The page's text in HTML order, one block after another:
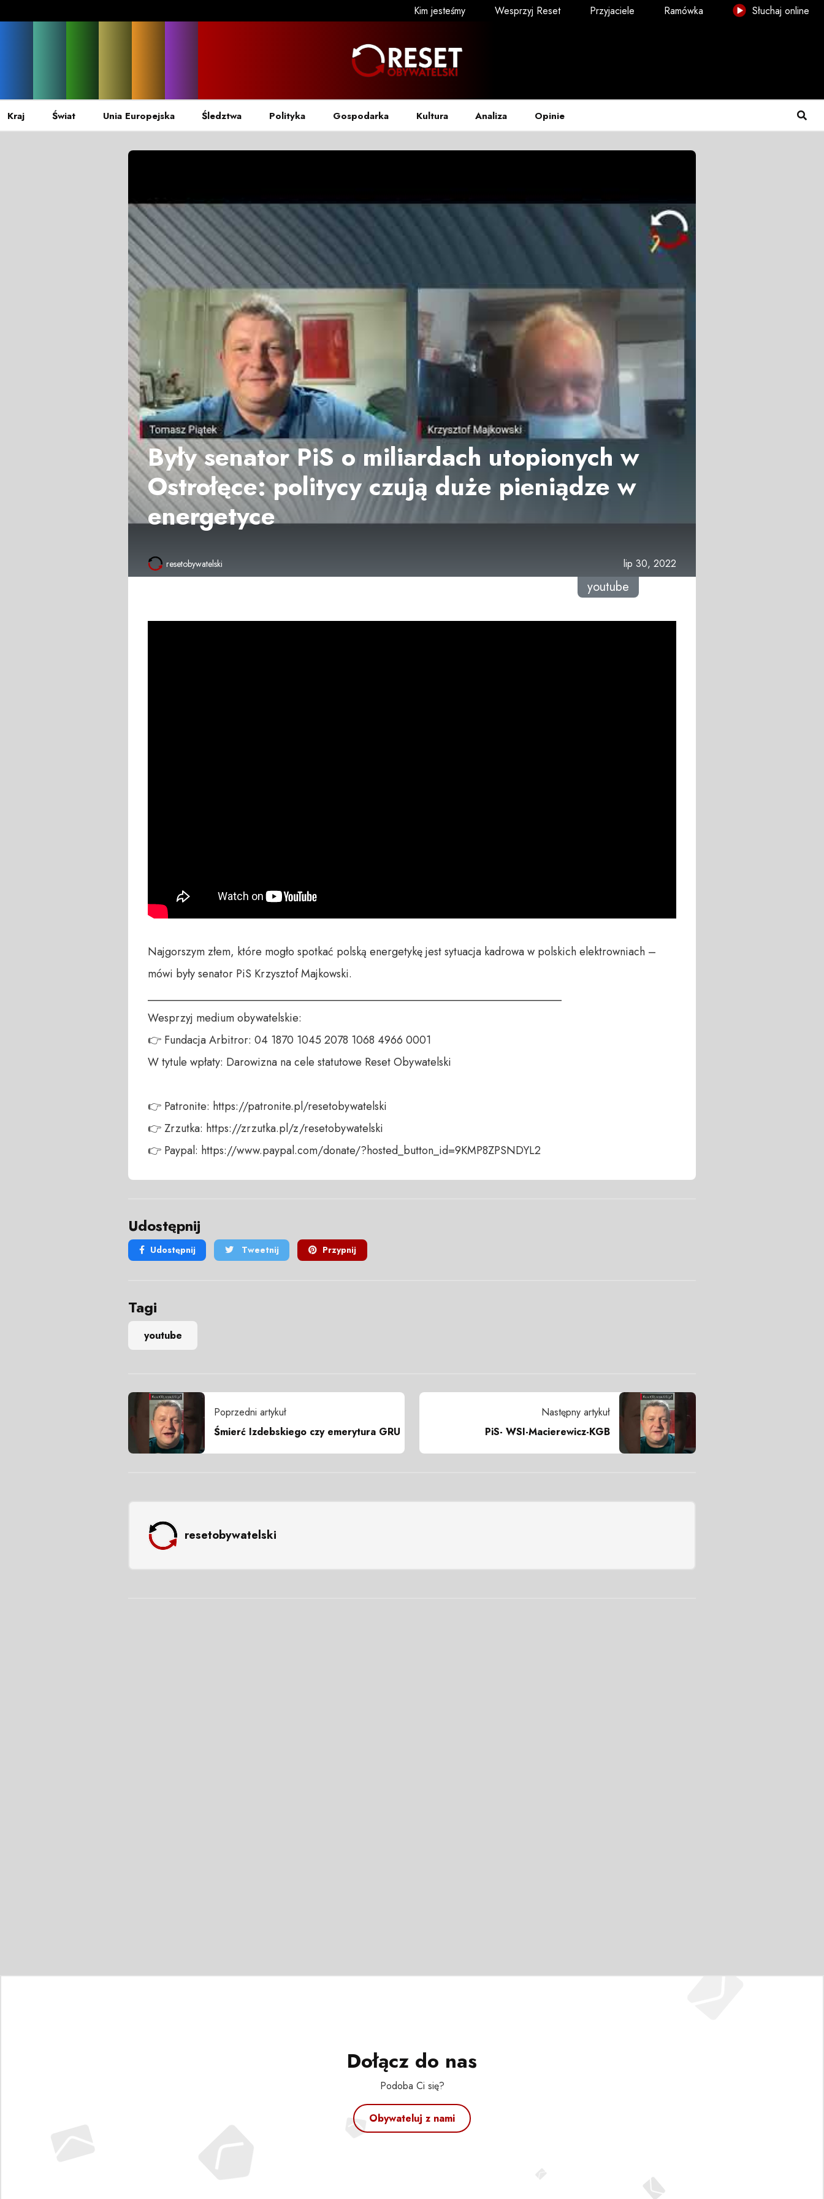
Kim jesteśmy Wesprzyj Reset Przyjaciele Ramówka Słuchaj online
Kraj Świat Unia Europejska Śledztwa Polityka Gospodarka Kultura Analiza Opinie
Były senator PiS o miliardach utopionych w
Ostrołęce: politycy czują duże pieniądze w
energetyce
resetobywatelski lip 30, 2022
youtube
Najgorszym złem, które mogło spotkać polską energetykę jest sytuacja kadrowa w polskich elektrowniach –
mówi były senator PiS Krzysztof Majkowski.
___________________________________________________________________________
Wesprzyj medium obywatelskie:
👉 Fundacja Arbitror: 04 1870 1045 2078 1068 4966 0001
W tytule wpłaty: Darowizna na cele statutowe Reset Obywatelski
👉 Patronite: https://patronite.pl/resetobywatelski
👉 Zrzutka: https://zrzutka.pl/z/resetobywatelski
👉 Paypal: https://www.paypal.com/donate/?hosted_button_id=9KMP8ZPSNDYL2
Udostępnij
Udostępnij Tweetnij Przypnij
Tagi
youtube
Poprzedni artykuł
Śmierć Izdebskiego czy emerytura GRU
Następny artykuł
PiS- WSI-Macierewicz-KGB
resetobywatelski
Dołącz do nas
Podoba Ci się?
Obywateluj z nami